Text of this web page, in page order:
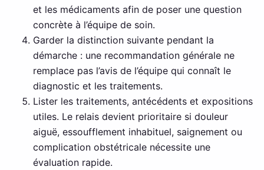
et les médicaments afin de poser une question
concrète à l’équipe de soin.
Garder la distinction suivante pendant la
démarche : une recommandation générale ne
remplace pas l’avis de l’équipe qui connaît le
diagnostic et les traitements.
Lister les traitements, antécédents et expositions
utiles. Le relais devient prioritaire si douleur
aiguë, essoufflement inhabituel, saignement ou
complication obstétricale nécessite une
évaluation rapide.